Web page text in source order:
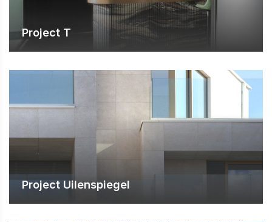
Project T
Project Uilenspiegel